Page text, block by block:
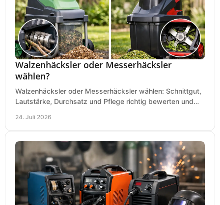
Walzenhäcksler oder Messerhäcksler
wählen?
Walzenhäcksler oder Messerhäcksler wählen: Schnittgut,
Lautstärke, Durchsatz und Pflege richtig bewerten und
24. Juli 2026